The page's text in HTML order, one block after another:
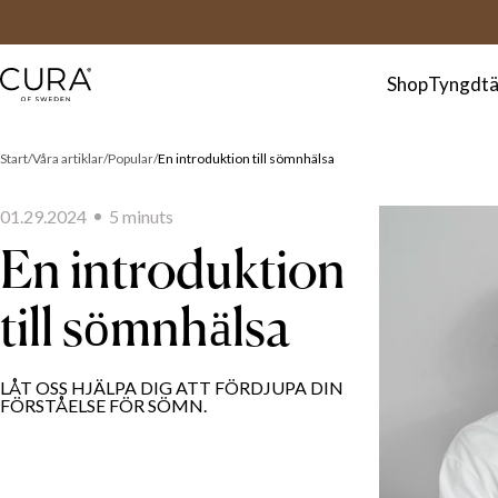
Shop
Start Våra artiklar Popular En introduktion till sömnhälsa
En introduktion
till sömnhälsa
LÅT OSS HJÄLPA DIG ATT FÖRDJUPA DIN
FÖRSTÅELSE FÖR SÖMN.
01.29.2024 5 minuts